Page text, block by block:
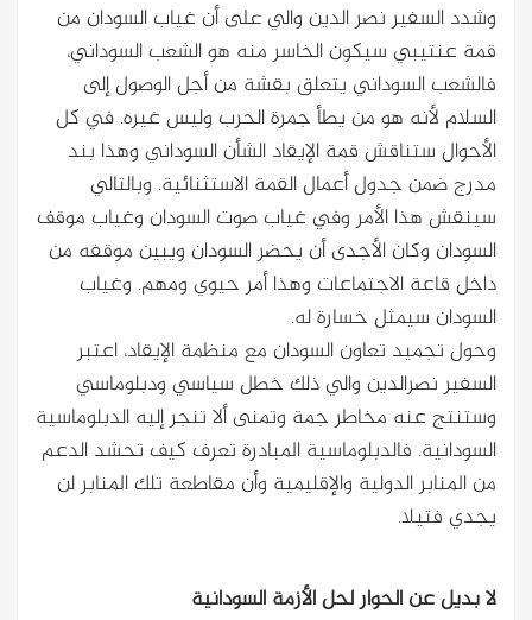
وشدد السفير نصر الدين والي على أن غياب السودان من
قمة عنتيبي سيكون الخاسر منه هو الشعب السوداني،
فالشعب السوداني يتعلق بقشة من أجل الوصول إلى
السلام لأنه هو من يطأ جمرة الحرب وليس غيره. في كل
الأحوال ستناقش قمة الإيقاد الشأن السوداني وهذا بند
مدرج ضمن جدول أعمال القمة الاستثنائية. وبالتالي
سينقش هذا الأمر وفي غياب صوت السودان وغياب موقف
السودان وكان الأجدى أن يحضر السودان ويبين موقفه من
داخل قاعة الاجتماعات وهذا أمر حيوي ومهم. وغياب
السودان سيمثل خسارة له.
وحول تجميد تعاون السودان مع منظمة الإيقاد، اعتبر
السفير نصرالدين والي ذلك خطل سياسي ودبلوماسي
وستنتج عنه مخاطر جمة وتمنى ألا تنجر إليه الدبلوماسية
السودانية. فالدبلوماسية المبادرة تعرف كيف تحشد الدعم
من المنابر الدولية والإقليمية وأن مقاطعة تلك المنابر لن
يجدي فتيلا.
لا بديل عن الحوار لحل الأزمة السودانية